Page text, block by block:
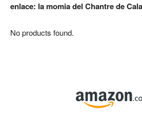
enlace: la momia del Chantre de
No products found.